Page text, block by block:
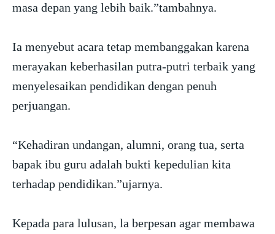
masa depan yang lebih baik.”tambahnya.
Ia menyebut acara tetap membanggakan karena
merayakan keberhasilan putra-putri terbaik yang
menyelesaikan pendidikan dengan penuh
perjuangan.
“Kehadiran undangan, alumni, orang tua, serta
bapak ibu guru adalah bukti kepedulian kita
terhadap pendidikan.”ujarnya.
Kepada para lulusan, la berpesan agar membawa